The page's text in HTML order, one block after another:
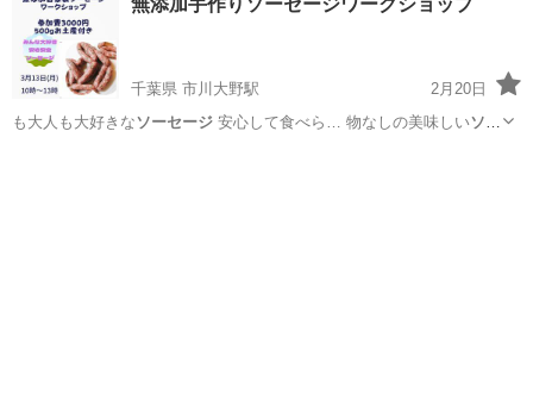
無添加手作りソーセージワークショップ
千葉県 市川大野駅
2月20日
も大人も大好きなソーセージ安心して食べら… 物なしの美味しいソー